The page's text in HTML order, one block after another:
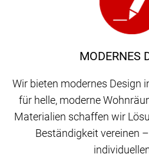
MODERNES
Wir bieten modernes Design
für helle, moderne
Materialien schaffen wir
Beständigkeit vereinen